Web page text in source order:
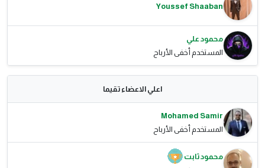
Youssef Shaaban
محمود علي
المستخدم أخفى الأرباح
اعلي الاعضاء تقيما
Mohamed Samir
المستخدم أخفى الأرباح
محمود ثابت